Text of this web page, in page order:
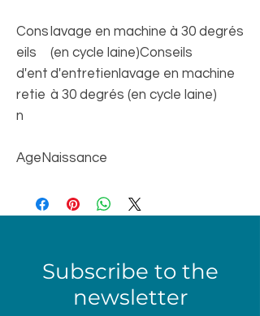
Cons
eils
d'ent
retie
n
lavage en machine à 30 degrés
(en cycle laine)Conseils
d'entretienlavage en machine
à 30 degrés (en cycle laine)
Age Naissance
Subscribe to the
newsletter